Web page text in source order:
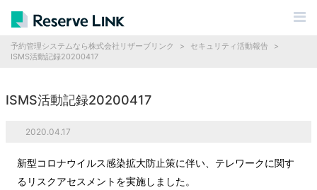
予約管理システムなら株式会社リザーブリンク > セキュリティ活動報告
>
ISMS活動記録20200417
ISMS活動記録20200417
2020.04.17
新型コロナウイルス感染拡大防止策に伴い、テレワークに関す
るリスクアセスメントを実施しました。